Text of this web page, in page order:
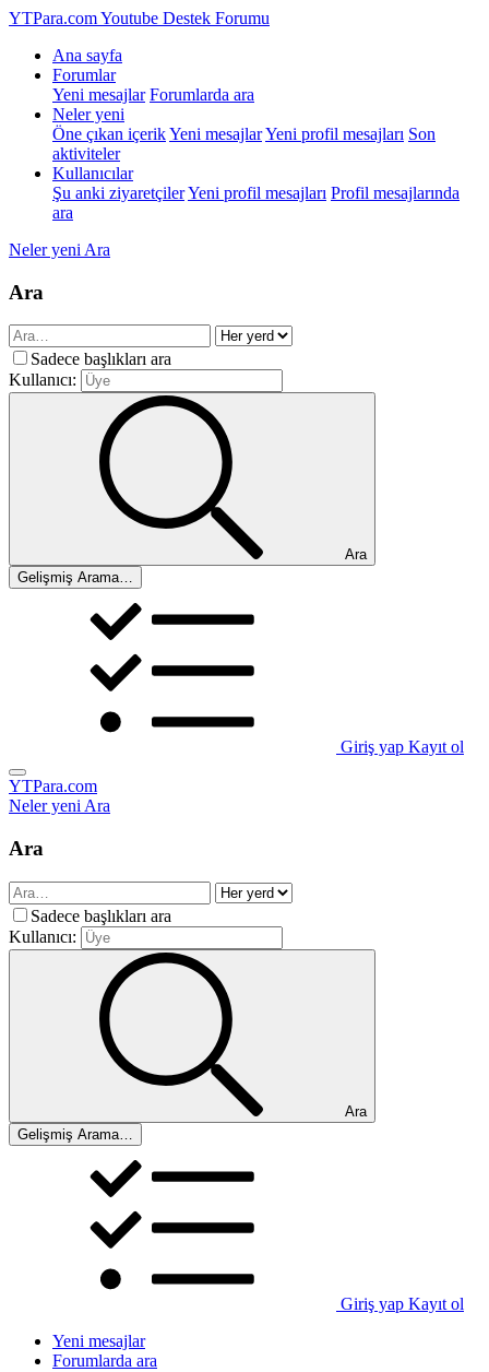
YTPara.comYoutube Destek Forumu
Ana sayfa
Forumlar
Yeni mesajlar Forumlarda ara
Neler yeni
Öne çıkan içerikYeni mesajlarYeni profil mesajları Son
aktiviteler
Kullanıcılar
Şu anki ziyaretçilerYeni profil mesajları Profil mesajlarında
ara
Neler yeni Ara
Ara
Sadece başlıkları ara
Kullanıcı:
Ara
Gelişmiş Arama…
Giriş yap Kayıt ol
YTPara.com
Neler yeniAra
Ara
Sadece başlıkları ara
Kullanıcı:
Ara
Gelişmiş Arama…
Giriş yap Kayıt ol
Yeni mesajlar
Forumlarda ara